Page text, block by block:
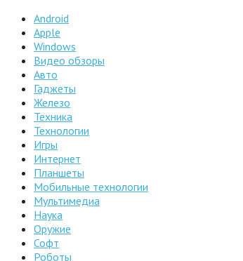
Android
Apple
Windows
Видео обзоры
Авто
Гаджеты
Железо
Техника
Технологии
Игры
Интернет
Планшеты
Мобильные технологии
Мультимедиа
Наука
Оружие
Софт
Роботы